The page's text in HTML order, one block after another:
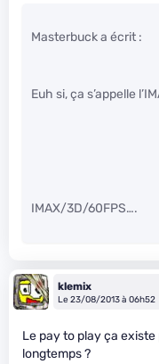
Masterbuck a écrit :
Euh si, ça s’appelle
IMAX/3D/60FPS….
klemix
Le 23/08/2013 à 06h52
Le pay to play ça existe
longtemps ?